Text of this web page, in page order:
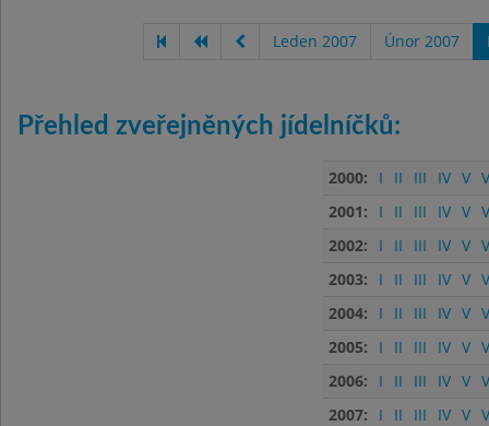
Leden 2007 Únor 2007
Přehled zveřejněných jídelníčků:
2000: I II III IV V
2001:
I II III IV V
2002:
I II III IV V
2003:
I II III IV V
2004:
I II III IV V
2005:
I II III IV V
2006:
I II III IV V
2007:
I II III IV V